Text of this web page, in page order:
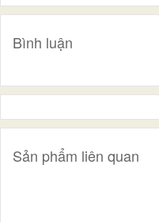
Bình luận
Sản phẩm liên quan